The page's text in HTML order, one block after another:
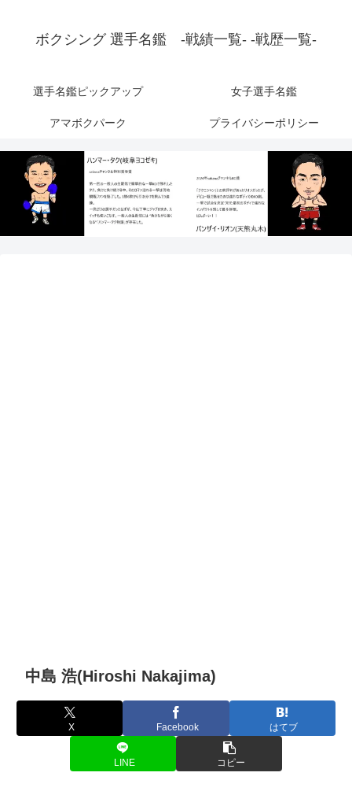
ボクシング 選手名鑑 -戦績一覧- -戦歴一覧-
選手名鑑ピックアップ 女子選手名鑑
アマボクパーク プライバシーポリシー
中島 浩(Hiroshi Nakajima)
X Facebook はてブ
LINE コピー